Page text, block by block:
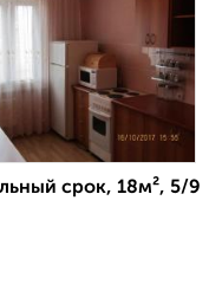
срок, 18м², 5/9